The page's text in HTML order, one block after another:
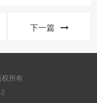
下一篇
所有